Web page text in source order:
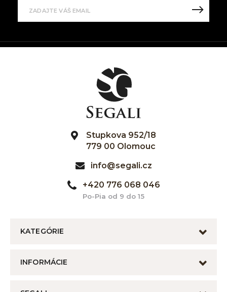
Stupkova 952/18
779 00 Olomouc
info@segali.cz
+420 776 068 046
Po-Pia od 9 do 15
KATEGÓRIE
INFORMÁCIE